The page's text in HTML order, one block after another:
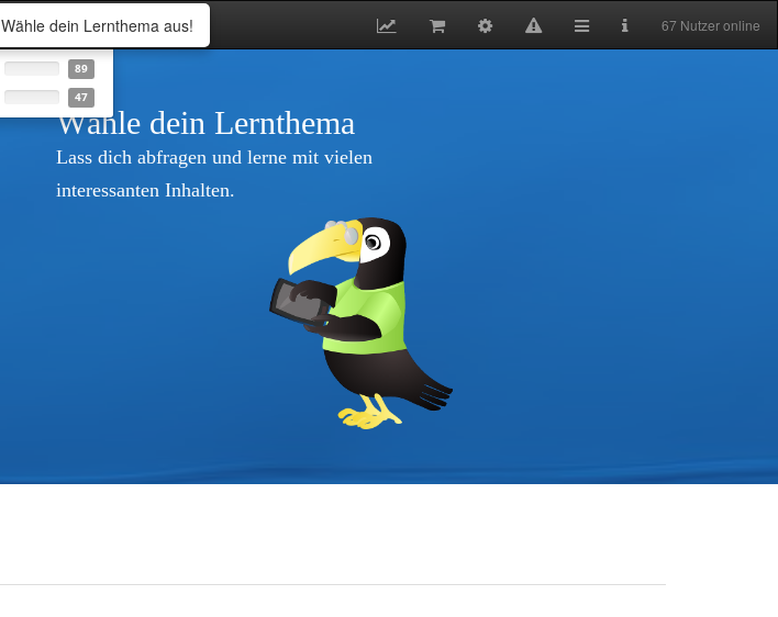
89
47
67 Nutzer online
Wähle dein Lernthema
Lass dich abfragen und lerne mit vielen
interessanten Inhalten.
Wähle dein Lernthema aus!